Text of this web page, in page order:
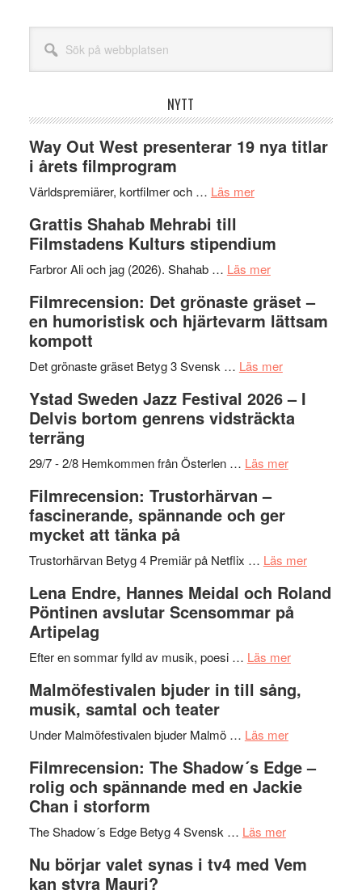
webbplatsen
NYTT
Way Out West presenterar 19 nya titlar
i årets filmprogram
Världspremiärer, kortfilmer och … Läs merom
West
presenterar
nya
titlar
årets
Grattis Shahab Mehrabi till
Filmstadens Kulturs stipendium
Farbror Ali och jag (2026). Shahab … Läs merom
Shahab
Mehrabi
Filmstadens
stipendium
Filmrecension: Det grönaste gräset –
en humoristisk och hjärtevarm lättsam
kompott
Det grönaste gräset Betyg 3 Svensk … Läs merom
Det
grönaste
–
och
lättsam
Ystad Sweden Jazz Festival 2026 – I
Delvis bortom genrens vidsträckta
terräng
29/7 - 2/8 Hemkommen från Österlen … Läs merom
2026
I
Delvis
genrens
terräng
Filmrecension: Trustorhärvan –
fascinerande, spännande och ger
mycket att tänka på
Trustorhärvan Betyg 4 Premiär på Netflix … Läs merom
på
Lena Endre, Hannes Meidal och Roland
Pöntinen avslutar Scensommar på
Artipelag
Efter en sommar fylld av musik, poesi … Läs merom
Endre,
Roland
Pöntinen
Artipelag
Malmöfestivalen bjuder in till sång,
musik, samtal och teater
Under Malmöfestivalen bjuder Malmö … Läs merom
bjuder
in
samtal
Filmrecension: The Shadow´s Edge –
rolig och spännande med en Jackie
Chan i storform
The Shadow´s Edge Betyg 4 Svensk … Läs merom
The
Nu börjar valet synas i tv4 med Vem
kan styra Mauri?